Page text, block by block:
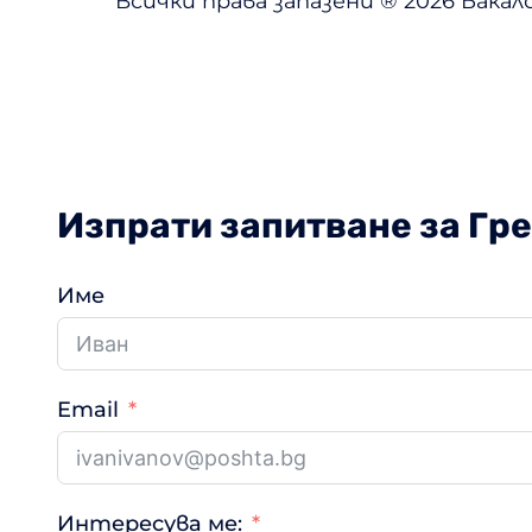
Изпрати запитване за
Име
Email
Интересува ме: